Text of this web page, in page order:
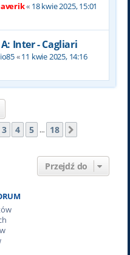
« 18 kwie 2025, 15:01
Inter - Cagliari
«11 kwie 2025, 14:16
z 18
3 4 5 … 18
Przejdź do